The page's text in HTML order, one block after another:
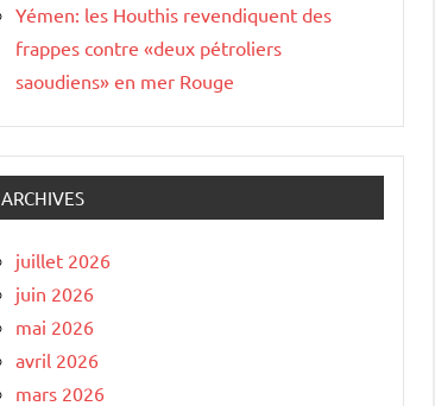
Yémen: les Houthis revendiquent des
frappes contre «deux pétroliers
saoudiens» en mer Rouge
ARCHIVES
juillet 2026
juin 2026
mai 2026
avril 2026
mars 2026